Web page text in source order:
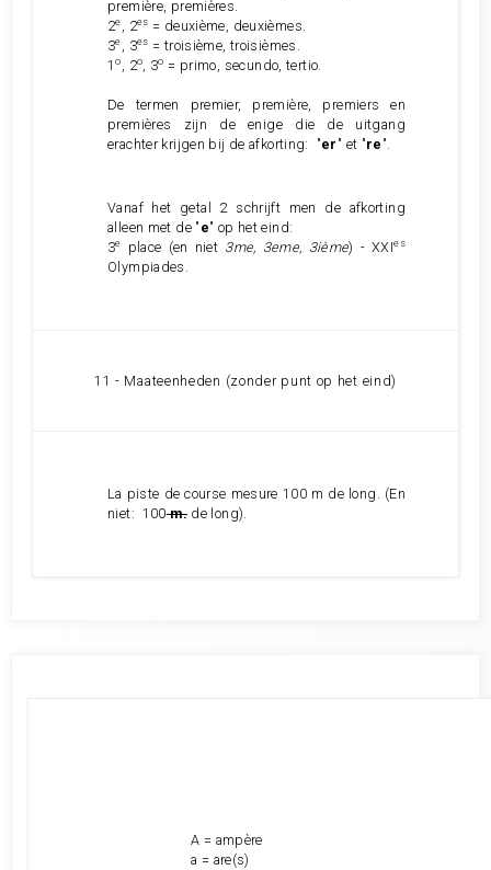
première, premières.
2e, 2es = deuxième, deuxièmes.
3e, 3es = troisième, troisièmes.
1o, 2o, 3o = primo, secundo, tertio.
De termen premier, première, premiers en
premières zijn de enige die de uitgang
erachter krijgen bij de afkorting: "er " et "re ".
Vanaf het getal 2 schrijft men de afkorting
alleen met de " e" op het eind:
3e place (en niet 3me, 3eme, 3ième) -XXIes
Olympiades.
11 - Maateenheden (zonder punt op het eind)
La piste de course mesure 100 m de long . (En
niet: 100m.de long).
A = ampère
a = are(s)